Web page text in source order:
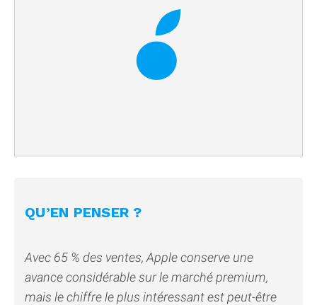
QU’EN PENSER ?
Avec 65 % des ventes, Apple conserve une
avance considérable sur le marché premium,
mais le chiffre le plus intéressant est peut-être